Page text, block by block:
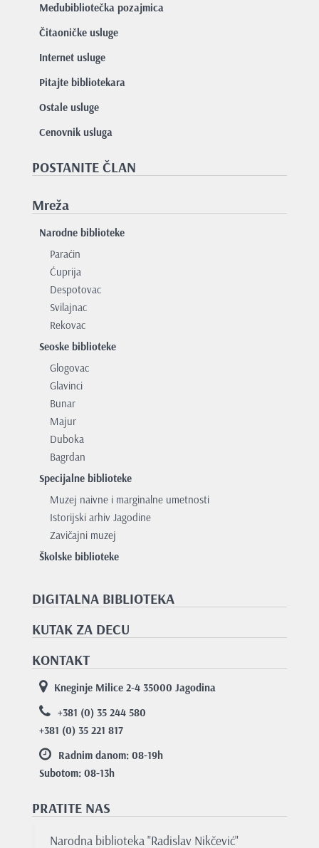
Međubibliotečka pozajmica
Čitaoničke usluge
Internet usluge
Pitajte bibliotekara
Ostale usluge
Cenovnik usluga
POSTANITE ČLAN
Mreža
Narodne biblioteke
Paraćin
Ćuprija
Despotovac
Svilajnac
Rekovac
Seoske biblioteke
Glogovac
Glavinci
Bunar
Majur
Duboka
Bagrdan
Specijalne biblioteke
Muzej naivne i marginalne umetnosti
Istorijski arhiv Jagodine
Zavičajni muzej
Školske biblioteke
DIGITALNA BIBLIOTEKA
KUTAK ZA DECU
KONTAKT
Kneginje Milice 2-4 35000 Jagodina
+381 (0) 35 244 580
+381 (0) 35 221 817
Radnim danom: 08-19h
Subotom: 08-13h
PRATITE NAS
Narodna biblioteka "Radislav Nikčević"